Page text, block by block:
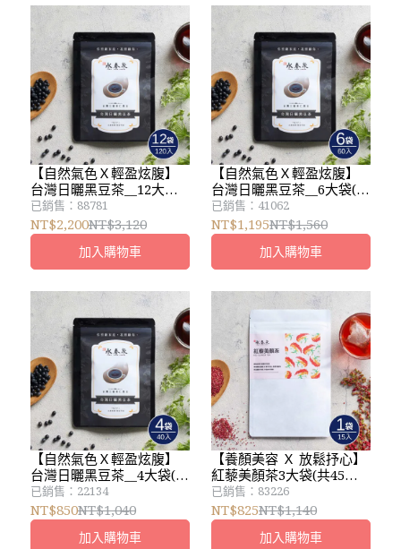
【自然氣色Ｘ輕盈炫腹】
台灣日曬黑豆茶__12大袋
(共120入)__新鮮烘焙
已銷售：88781
NT$2,200NT$3,120
加入購物車
【自然氣色Ｘ輕盈炫腹】
台灣日曬黑豆茶__6大袋(共
60入)__新鮮烘焙
已銷售：41062
NT$1,195NT$1,560
加入購物車
【自然氣色Ｘ輕盈炫腹】
台灣日曬黑豆茶__4大袋(共
40入)__新鮮烘焙
已銷售：22134
NT$850NT$1,040
加入購物車
【養顏美容 Ｘ 放鬆抒心】
紅藜美顏茶3大袋(共45
入）
已銷售：83226
NT$825NT$1,140
加入購物車